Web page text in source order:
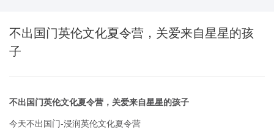
不出国门英伦文化夏令营，关爱来自星星的孩
子
不出国门英伦文化夏令营，关爱来自星星的孩子
今天不出国门-浸润英伦文化夏令营